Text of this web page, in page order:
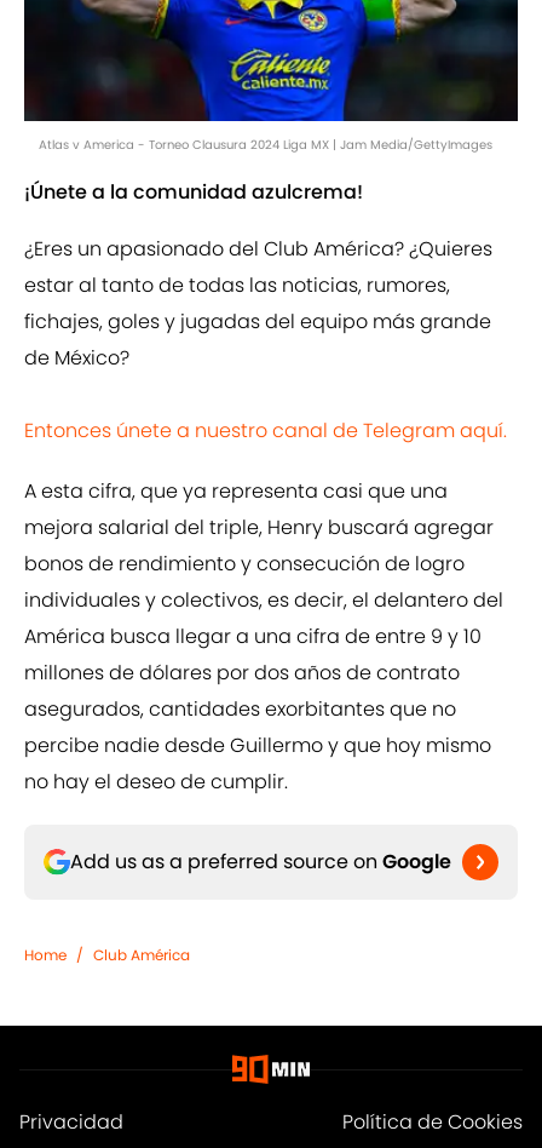
Atlas v America - Torneo Clausura 2024 Liga MX | Jam Media/GettyImages
¡Únete a la comunidad azulcrema!
¿Eres un apasionado del Club América? ¿Quieres
estar al tanto de todas las noticias, rumores,
fichajes, goles y jugadas del equipo más grande
de México?
Entonces únete a nuestro canal de Telegram aquí.
A esta cifra, que ya representa casi que una
mejora salarial del triple, Henry buscará agregar
bonos de rendimiento y consecución de logro
individuales y colectivos, es decir, el delantero del
América busca llegar a una cifra de entre 9 y 10
millones de dólares por dos años de contrato
asegurados, cantidades exorbitantes que no
percibe nadie desde Guillermo y que hoy mismo
no hay el deseo de cumplir.
Add us as a preferred source on Google
Home / Club América
Privacidad Política de Cookies